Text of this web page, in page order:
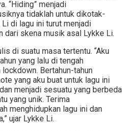
“Hiding” menjadi
tidaklah untuk dikotak-
di lagu ini turut menjadi
dari skena musik asal Lykke Li.
di suatu masa tertentu. “Aku
yang lalu di tengah
Bertahun-tahun
yang aku buat untuk lagu ini
menjadi sesuatu yang berbeda
yang unik. Terima
menghidupkan lagu ini dan
ujar Lykke Li.